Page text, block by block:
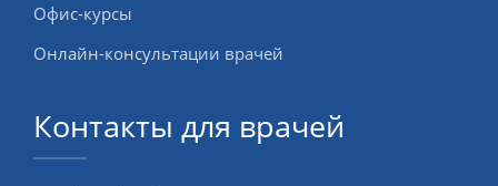
Офис-курсы
Онлайн-консультации врачей
Контакты для врачей